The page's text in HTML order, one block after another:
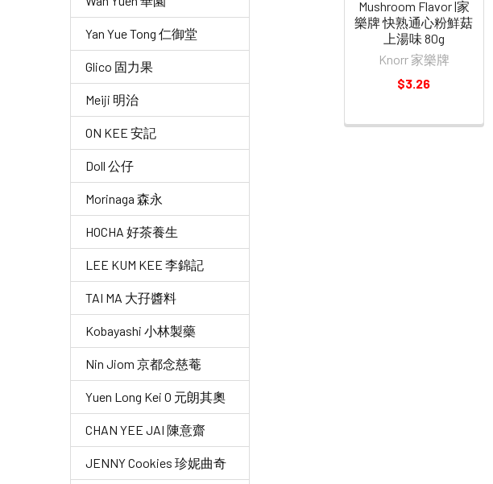
Yan Yue Tong 仁御堂
Glico 固力果
Meiji 明治
ON KEE 安記
Doll 公仔
Morinaga 森永
HOCHA 好茶養生
LEE KUM KEE 李錦記
TAI MA 大孖醬料
Kobayashi 小林製藥
Nin Jiom 京都念慈菴
Yuen Long Kei O 元朗其奧
CHAN YEE JAI 陳意齋
JENNY Cookies 珍妮曲奇
Mushroom Flavor |家
樂牌 快熟通心粉鮮菇
上湯味 80g
Knorr 家樂牌
$3.26